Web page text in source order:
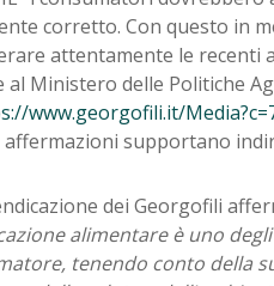
corretto. Con questo in
attentamente le recenti
al Ministero delle Politiche
www.georgofili.it/
affermazioni supportano
dei Georgofili
alimentare è uno
tenendo conto della